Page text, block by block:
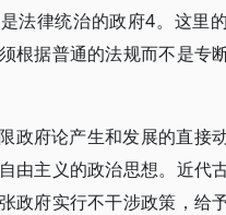
法律统治的政府4。这里
根据普通的法规而不是专
政府论产生和发展的直接
由主义的政治思想。近代
政府实行不干涉政策，给